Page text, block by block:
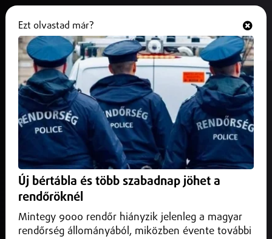
Energiatakarékosabbak lehetnek
a lakótelepek
2026. május 13. Nyíregyháza
A projekt teljes költségvetése meghaladja a hatmillió
eurót, ebből Nyíregyháza több mint 150 ezer euró
támogatást kap.
Ezt olvastad már?
Új bértábla és több szabadnap jöhet a
rendőröknél
Mintegy 9000 rendőr hiányzik jelenleg a magyar
rendőrség állományából, miközben évente további